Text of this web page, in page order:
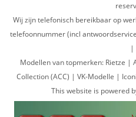
Wij zijn telefonisch bereikbaar op
telefoonnummer (incl
|
Modellen van topmerken: Rietze
Collection (ACC) | VK-Modelle |
This website is powered